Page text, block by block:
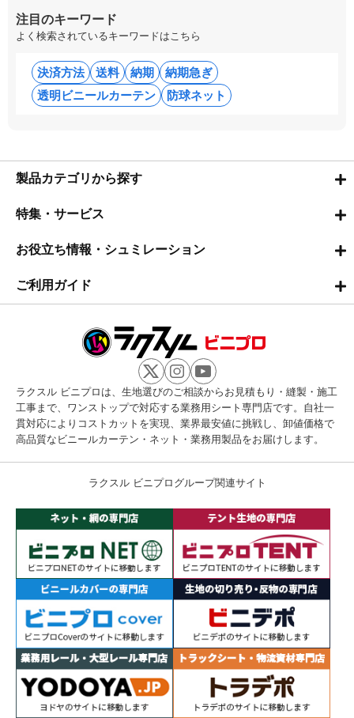
注目のキーワード
よく検索されているキーワードはこちら
決済方法 送料 納期
納期急ぎ
透明ビニールカーテン
防球ネット
製品カテゴリから探す
特集・サービス
お役立ち情報・シュミレーション
ご利用ガイド
ラクスル ビニプロは、生地選びのご相談からお見積もり・縫製・施工
工事まで、ワンストップで対応する業務用シート専門店です。自社一
貫対応によりコストカットを実現、業界最安値に挑戦し、卸値価格で
高品質なビニールカーテン・ネット・業務用製品をお届けします。
ラクスル ビニプログループ関連サイト